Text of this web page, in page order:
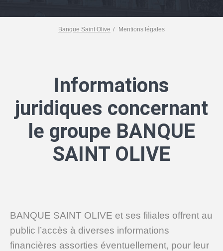
NOTRE MAISON
Banque Saint Olive Mentions légales
Informations
juridiques concernant
le groupe BANQUE
SAINT OLIVE
BANQUE SAINT OLIVE et ses filiales offrent au
public l’accès à diverses informations
financières assorties éventuellement, pour leur